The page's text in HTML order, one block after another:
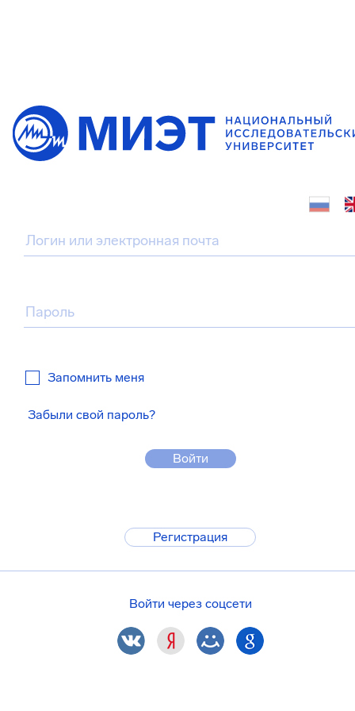
Запомнить меня
Забыли свой пароль?
Войти
Регистрация
Войти через соцсети